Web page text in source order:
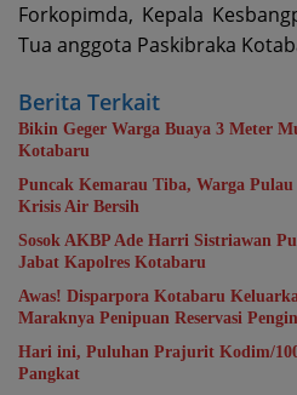
Forkopimda, Kepala
Tua anggota Paskibraka
Berita Terkait
Bikin Geger Warga Buaya 3 Meter
Kotabaru
Puncak Kemarau Tiba, Warga
Krisis Air Bersih
Sosok AKBP Ade Harri Sistriawan
Jabat Kapolres Kotabaru
Awas! Disparpora Kotabaru
Maraknya Penipuan Reservasi
Hari ini, Puluhan Prajurit Kodim/
Pangkat